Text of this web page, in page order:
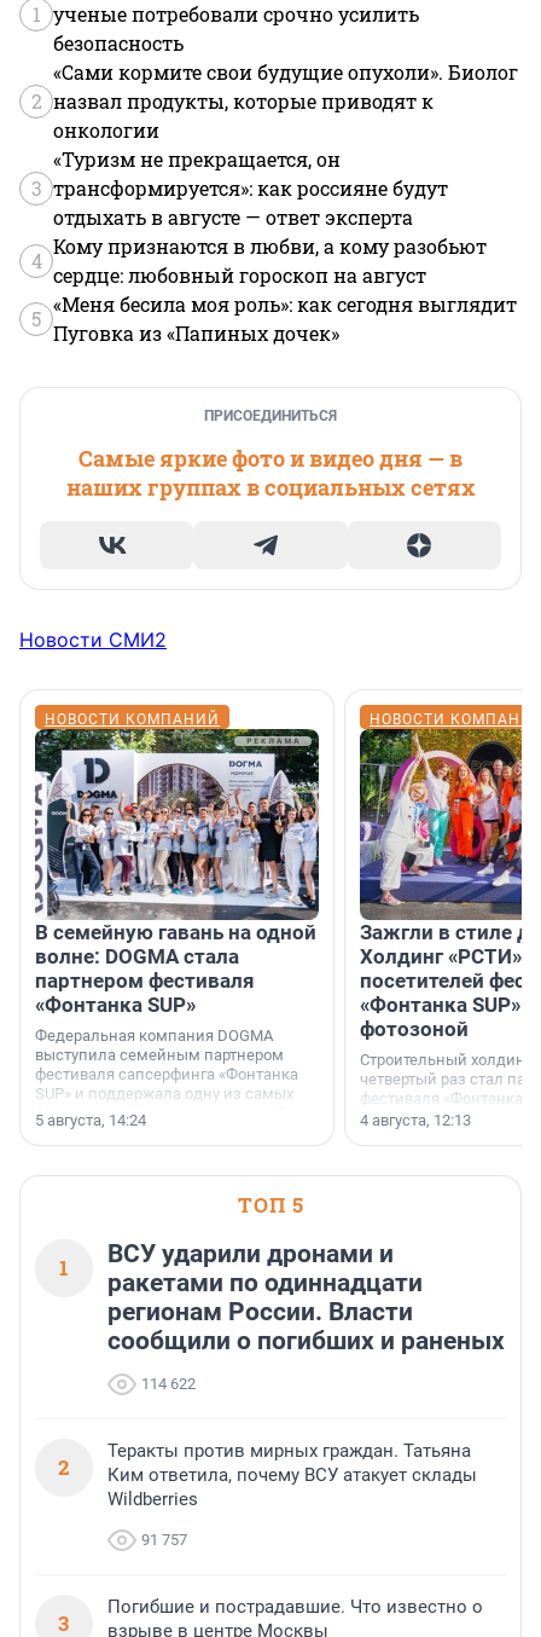
1 ученые потребовали срочно усилить
безопасность
2
«Сами кормите свои будущие опухоли». Биолог
назвал продукты, которые приводят к
онкологии
3
«Туризм не прекращается, он
трансформируется»: как россияне будут
отдыхать в августе — ответ эксперта
4
Кому признаются в любви, а кому разобьют
сердце: любовный гороскоп на август
5
«Меня бесила моя роль»: как сегодня выглядит
Пуговка из «Папиных дочек»
ПРИСОЕДИНИТЬСЯ
Самые яркие фото и видео дня — в
наших группах в социальных сетях
Новости СМИ2
НОВОСТИ КОМПАНИЙ
В семейную гавань на одной
волне: DOGMA стала
партнером фестиваля
«Фонтанка SUP»
Федеральная компания DOGMA
выступила семейным партнером
фестиваля сапсерфинга «Фонтанка
SUP» и поддержала одну из самых
ярких и романтичных номинаций —
«SUP-свадьба».
5 августа, 14:24
НОВОСТИ
Зажгли в стиле
Холдинг «РСТИ»
посетителей
«Фонтанка SUP»
фотозоной
Строительный холдинг
четвертый раз стал
фестиваля «Фонтанка
раз компания
посетителям
4 августа, 12:13
ТОП 5
1
ВСУ ударили дронами и
ракетами по одиннадцати
регионам России. Власти
сообщили о погибших и раненых
114 622
2
Теракты против мирных граждан. Татьяна
Ким ответила, почему ВСУ атакует склады
Wildberries
91 757
3
Погибшие и пострадавшие. Что известно о
взрыве в центре Москвы